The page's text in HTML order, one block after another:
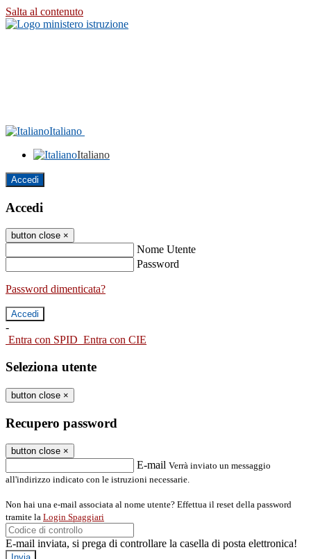
Salta al contenuto
Italiano
Italiano
Accedi
Accedi
button close ×
Nome Utente
Password
Password dimenticata?
-
Entra con SPID Entra con CIE
Seleziona utente
button close ×
Recupero password
button close ×
E-mail Verrà inviato un messaggio
all'indirizzo indicato con le istruzioni necessarie.
Non hai una e-mail associata al nome utente? Effettua il reset della password
tramite la Login Spaggiari
E-mail inviata, si prega di controllare la casella di posta elettronica!